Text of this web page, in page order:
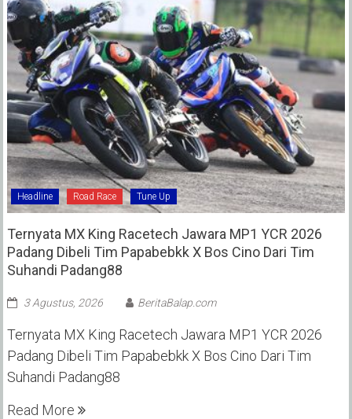
Headline Road Race Tune Up
Ternyata MX King Racetech Jawara MP1 YCR 2026
Padang Dibeli Tim Papabebkk X Bos Cino Dari Tim
Suhandi Padang88
3 Agustus, 2026 BeritaBalap.com
Ternyata MX King Racetech Jawara MP1 YCR 2026
Padang Dibeli Tim Papabebkk X Bos Cino Dari Tim
Suhandi Padang88
Read More